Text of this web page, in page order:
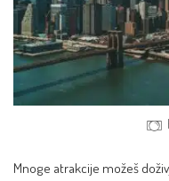
Mnoge atrakcije možeš